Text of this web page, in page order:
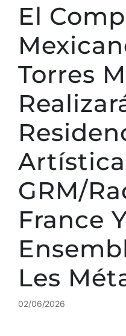
El
Torres
GRM/
France
Les
02/06/2026